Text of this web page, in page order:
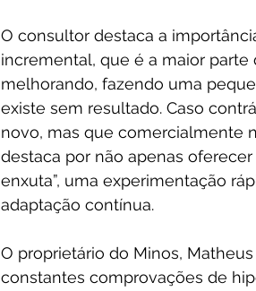
O consultor destaca a
incremental, que é a maior parte
melhorando, fazendo uma
existe sem resultado. Caso
novo, mas que comercialmente
destaca por não apenas
enxuta”, uma experimentação
adaptação contínua.
O proprietário do Minos,
constantes comprovações de